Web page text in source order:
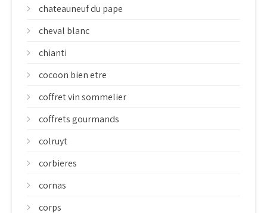
chateauneuf du pape
cheval blanc
chianti
cocoon bien etre
coffret vin sommelier
coffrets gourmands
colruyt
corbieres
cornas
corps